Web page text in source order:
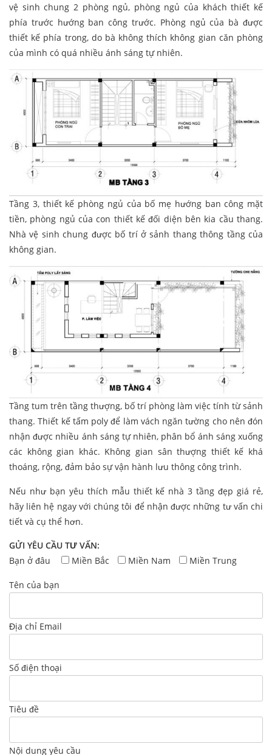
vệ sinh chung 2 phòng ngủ, phòng ngủ của khách thiết kế
phía trước hướng ban công trước. Phòng ngủ của bà được
thiết kế phía trong, do bà không thích không gian căn phòng
của mình có quá nhiều ánh sáng tự nhiên.
Tầng 3, thiết kế phòng ngủ của bố mẹ hướng ban công mặt
tiền, phòng ngủ của con thiết kế đối diện bên kia cầu thang.
Nhà vệ sinh chung được bố trí ở sảnh thang thông tầng của
không gian.
Tầng tum trên tầng thượng, bố trí phòng làm việc tính từ sảnh
thang. Thiết kế tấm poly để làm vách ngăn tường cho nên đón
nhận được nhiều ánh sáng tự nhiên, phân bổ ánh sáng xuống
các không gian khác. Không gian sân thượng thiết kế khá
thoáng, rộng, đảm bảo sự vận hành lưu thông công trình.
Nếu như bạn yêu thích mẫu thiết kế nhà 3 tầng đẹp giá rẻ,
hãy liên hệ ngay với chúng tôi để nhận được những tư vấn chi
tiết và cụ thể hơn.
GỬI YÊU CẦU TƯ VẤN:
Bạn ở đâu
Miền Bắc Miền Nam Miền Trung
Tên của bạn
Địa chỉ Email
Số điện thoại
Tiêu đề
Nội dung yêu cầu